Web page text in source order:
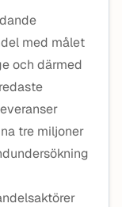
med målet
och därmed
tre miljoner